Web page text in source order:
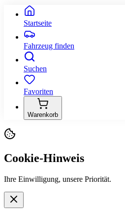
Startseite
Fahrzeug finden
Suchen
Favoriten
Warenkorb
Cookie-Hinweis
Ihre Einwilligung, unsere Priorität.